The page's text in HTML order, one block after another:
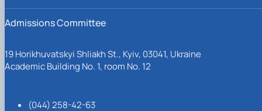
Admissions Committee
19 Horikhuvatskyi Shliakh St., Kyiv, 03041, Ukraine
Academic Building No. 1, room No. 12
(044) 258-42-63